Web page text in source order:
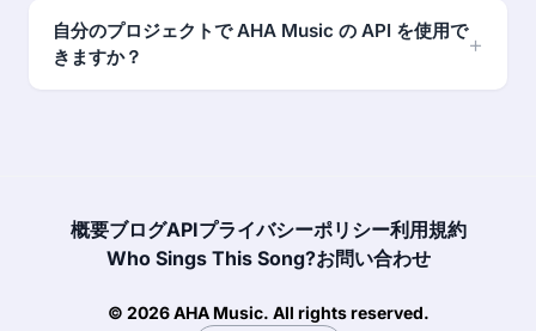
自分のプロジェクトで AHA Music の API を使用で
きますか？
概要ブログAPIプライバシーポリシー利用規約
Who Sings This Song?お問い合わせ
© 2026 AHA Music. All rights reserved.